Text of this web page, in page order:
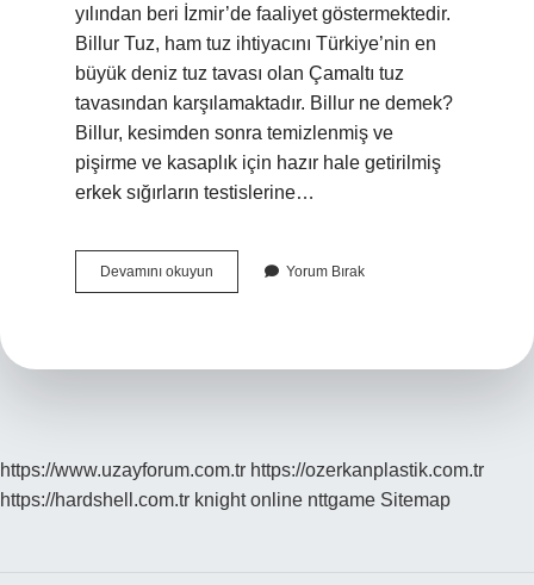
yılından beri İzmir’de faaliyet göstermektedir.
Billur Tuz, ham tuz ihtiyacını Türkiye’nin en
büyük deniz tuz tavası olan Çamaltı tuz
tavasından karşılamaktadır. Billur ne demek?
Billur, kesimden sonra temizlenmiş ve
pişirme ve kasaplık için hazır hale getirilmiş
erkek sığırların testislerine…
Devamını okuyun
Hangi
Yorum Bırak
https://www.uzayforum.com.tr https://ozerkanplastik.com.tr
https://hardshell.com.tr knight online nttgame Sitemap